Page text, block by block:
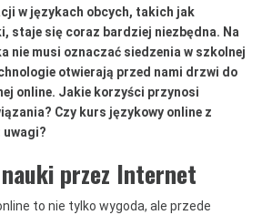
w językach obcych, takich jak
staje się coraz bardziej niezbędna. Na
nie musi oznaczać siedzenia w szkolnej
otwierają przed nami drzwi do
online. Jakie korzyści przynosi
Czy kurs językowy online z
przez Internet
to nie tylko wygoda, ale przede